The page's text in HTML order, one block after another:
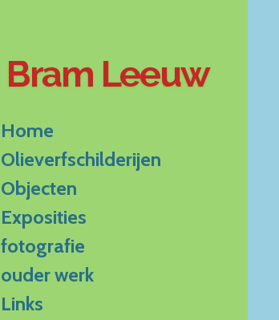
Bram Leeuw
Home
Olieverfschilderijen
Objecten
Exposities
fotografie
ouder werk
Links